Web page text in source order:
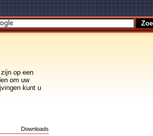
op een
om uw
kunt u
Downloads